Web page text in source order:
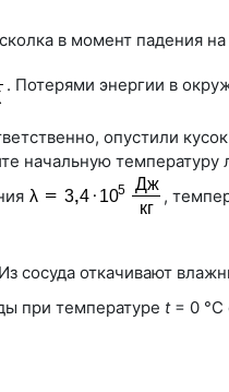
в момент падения
. Потерями энергии в
опустили
начальную температуру
,
сосуда откачивают
при температуре t= 0 °С